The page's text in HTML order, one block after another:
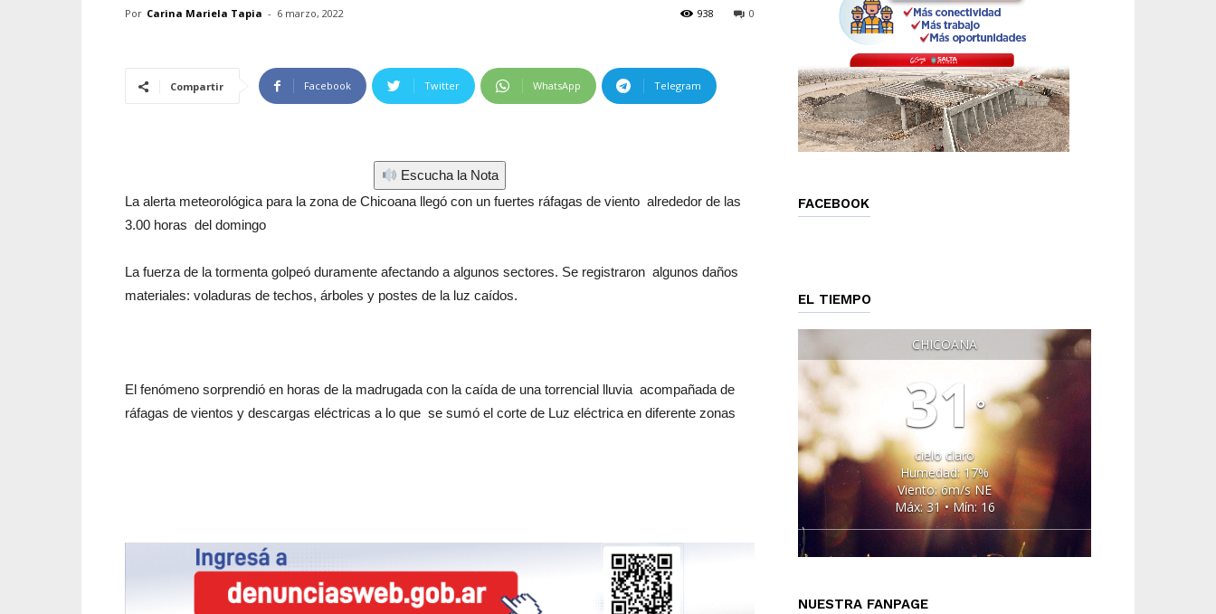
Por Carina Mariela Tapia - 6 marzo, 2022 0
938
Compartir Facebook Twitter WhatsApp Telegram
Escucha la Nota
La alerta meteorológica para la zona de Chicoana llegó con un fuertes ráfagas de viento alrededor de las
3.00 horas del domingo
La fuerza de la tormenta golpeó duramente afectando a algunos sectores. Se registraron algunos daños
materiales: voladuras de techos, árboles y postes de la luz caídos.
El fenómeno sorprendió en horas de la madrugada con la caída de una torrencial lluvia acompañada de
ráfagas de vientos y descargas eléctricas a lo que se sumó el corte de Luz eléctrica en diferente zonas
FACEBOOK
EL TIEMPO
CHICOANA
31°
cielo claro
Humedad: 17%
Viento: 6m/s NE
Máx: 31 • Mín: 16
NUESTRA FANPAGE